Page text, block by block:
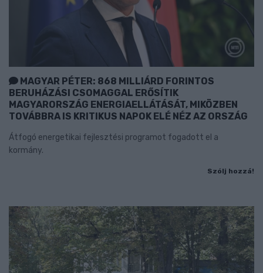
MAGYAR PÉTER: 868 MILLIÁRD FORINTOS
BERUHÁZÁSI CSOMAGGAL ERŐSÍTIK
MAGYARORSZÁG ENERGIAELLÁTÁSÁT, MIKÖZBEN
TOVÁBBRA IS KRITIKUS NAPOK ELÉ NÉZ AZ ORSZÁG
Átfogó energetikai fejlesztési programot fogadott el a
kormány.
Szólj hozzá!